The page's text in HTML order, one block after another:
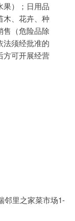
果）；日用品
木、花卉、种
售（危险品除
法须经批准的
方可开展经营
邻里之家菜市场1-